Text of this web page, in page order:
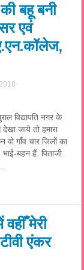
बहू बनी
एवं
विद्यापति नगर के
जाये तो हमारा
वो गाँव चार जिलों का
बहन हैं. पिताजी
मेरी
एंकर